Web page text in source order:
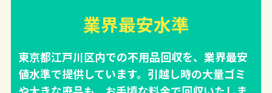
業界最安水準
東京都江戸川区内での不用品回収を、業界最安
値水準で提供しています。引越し時の大量ゴミ